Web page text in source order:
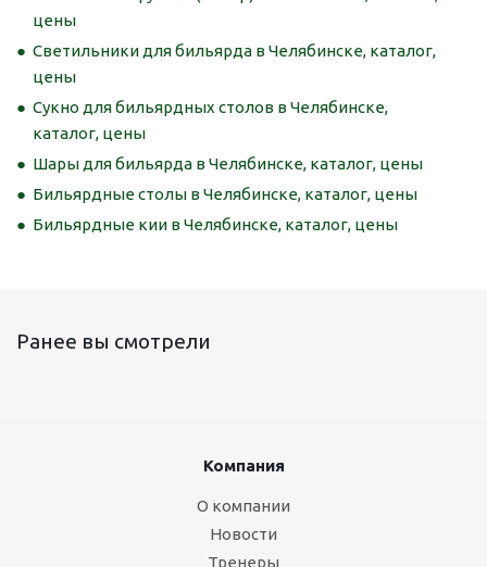
цены
Светильники для бильярда в Челябинске, каталог,
цены
Сукно для бильярдных столов в Челябинске,
каталог, цены
Шары для бильярда в Челябинске, каталог, цены
Бильярдные столы в Челябинске, каталог, цены
Бильярдные кии в Челябинске, каталог, цены
Ранее вы смотрели
Компания
О компании
Новости
Тренеры